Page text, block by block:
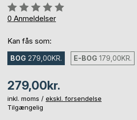
Anmeldelse::
0%
0 Anmeldelser
Kan fås som:
BOG 279,00KR. E-BOG 179,00KR.
279,00kr.
inkl. moms / ekskl. forsendelse
Tilgængelig